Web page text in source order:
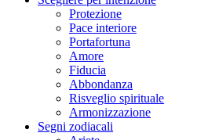
Protezione
Pace interiore
Portafortuna
Amore
Fiducia
Abbondanza
Risveglio spirituale
Armonizzazione
Segni zodiacali